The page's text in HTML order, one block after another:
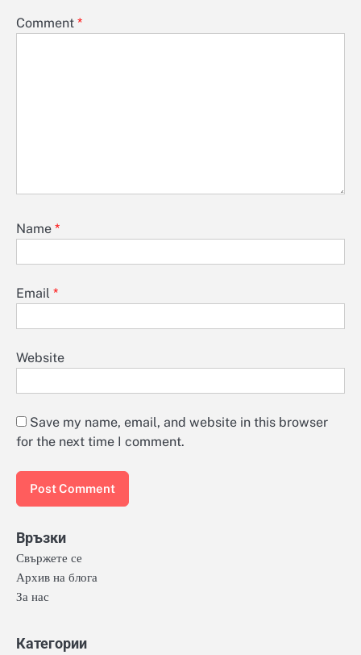
Comment *
Name *
Email *
Website
Save my name, email, and website in this browser
for the next time I comment.
Връзки
Свържете се
Архив на блога
За нас
Категории